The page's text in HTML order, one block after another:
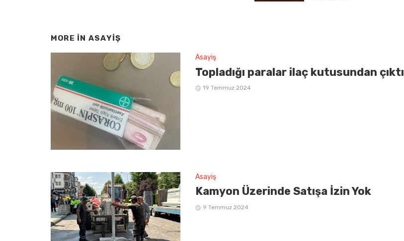
MORE IN ASAYIŞ
Asayiş
Topladığı paralar ilaç kutusundan çıktı
19 Temmuz 2024
Asayiş
Kamyon Üzerinde Satışa İzin Yok
9 Temmuz 2024